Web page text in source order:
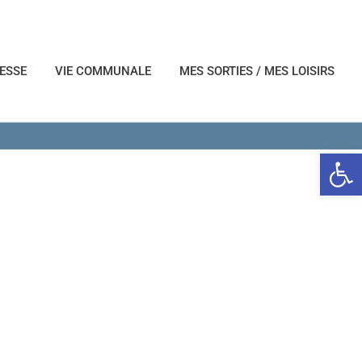
Ouvrir
VIE COMMUNALE MES SORTIES / MES LOISIRS